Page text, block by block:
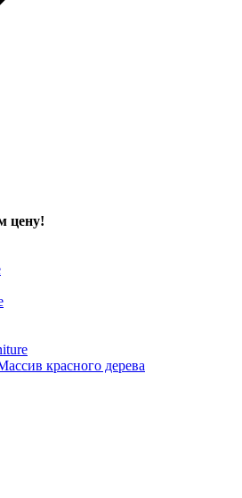
цену!
красного дерева